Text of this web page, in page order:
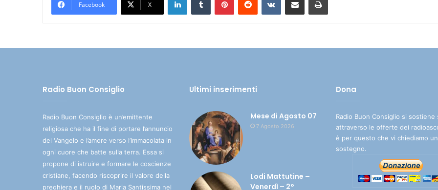
Facebook X
Radio Buon Consiglio
Radio Buon Consiglio è un’emittente
religiosa che ha il fine di portare l’annuncio
del Vangelo e l’amore verso l’Immacolata in
ogni cuore che batte sulla terra. Essa si
propone di istruire e formare le coscienze
cristiane, facendo riscoprire il valore della
preghiera e il ruolo di Maria Santissima nel
Ultimi inserimenti
Mese di Agosto 07
7 Agosto 2026
Lodi Mattutine –
Venerdì – 2°
Dona
Radio Buon Consiglio si sostiene
attraverso le offerte dei
è per questo che vi chiediamo un
sostegno.